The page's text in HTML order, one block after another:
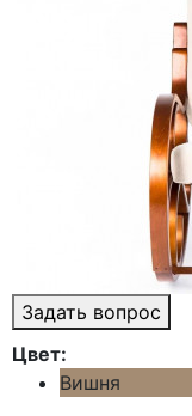
Задать вопрос
Цвет:
Вишня